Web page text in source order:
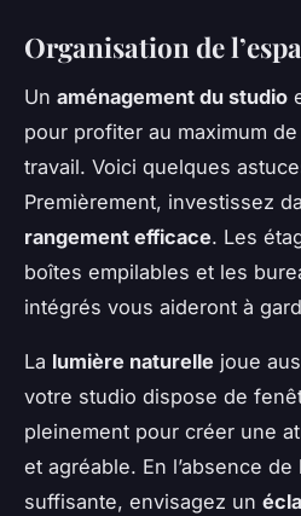
Organisation de
Un aménagement du studio
pour profiter au maximum
travail. Voici quelques
Premièrement, investissez
rangement efficace. Les
boîtes empilables et les
intégrés vous aideront à
La lumière naturelle joue
votre studio dispose de
pleinement pour créer une
et agréable. En l’absence
suffisante, envisagez un